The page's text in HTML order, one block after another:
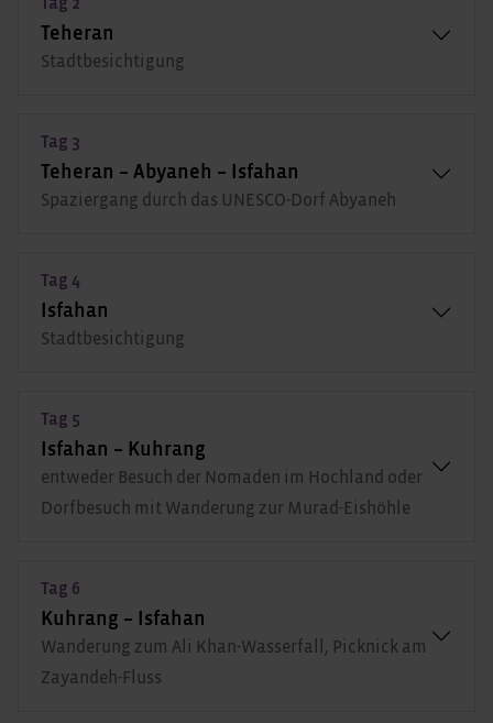
Teheran
Stadtbesichtigung
Tag 3
Teheran – Abyaneh – Isfahan
Spaziergang durch das UNESCO-Dorf Abyaneh
Tag 4
Isfahan
Stadtbesichtigung
Tag 5
Isfahan – Kuhrang
entweder Besuch der Nomaden im Hochland oder
Dorfbesuch mit Wanderung zur Murad-Eishöhle
Tag 6
Kuhrang – Isfahan
Wanderung zum Ali Khan-Wasserfall, Picknick am
Zayandeh-Fluss